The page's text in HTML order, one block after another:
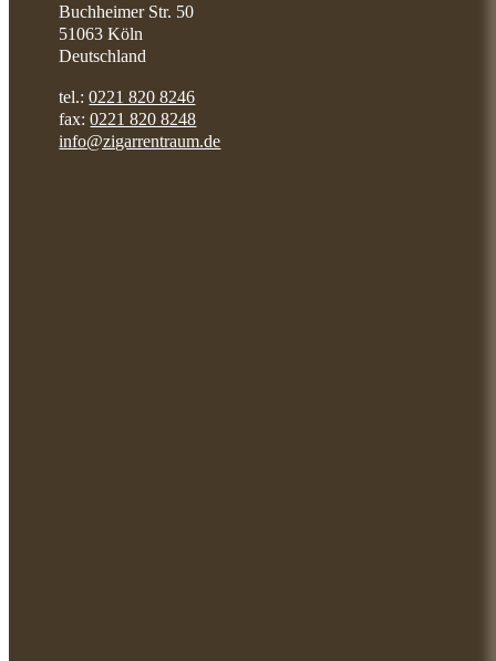
Buchheimer Str. 50
51063 Köln
Deutschland
tel.:0221 820 8246
fax:0221 820 8248
info@zigarrentraum.de